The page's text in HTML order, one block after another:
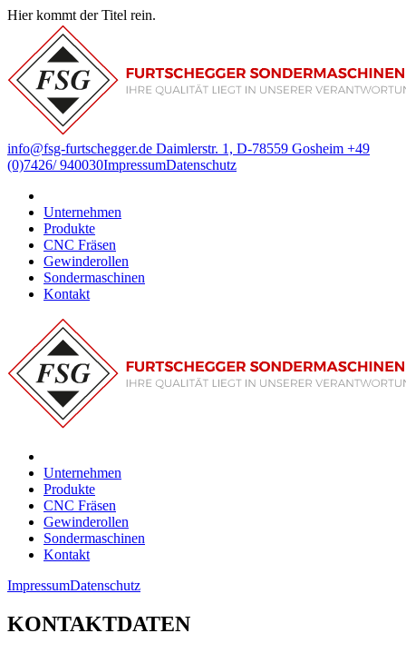
Hier kommt der Titel rein.
info@fsg-furtschegger.de Daimlerstr. 1, D-78559 Gosheim +49
(0)7426/ 940030ImpressumDatenschutz
Unternehmen
Produkte
CNC Fräsen
Gewinderollen
Sondermaschinen
Kontakt
Unternehmen
Produkte
CNC Fräsen
Gewinderollen
Sondermaschinen
Kontakt
ImpressumDatenschutz
KONTAKTDATEN